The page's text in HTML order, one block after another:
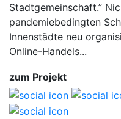
Stadtgemeinschaft.”
pandemiebedingten
Innenstädte neu
Online-Handels...
zum Projekt